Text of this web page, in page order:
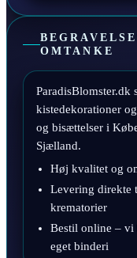
OMTANKE
ParadisBlomster.dk
kistedekorationer
og bisættelser i
Sjælland.
Høj kvalitet og
Levering direkte
krematorier
Bestil online – vi
eget binderi